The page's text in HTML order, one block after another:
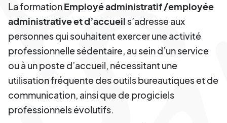
La formationEmployé administratif /employée
administrative et d’accueil s’adresse aux
personnes qui souhaitent exercer une activité
professionnelle sédentaire, au sein d’un service
ou à un poste d’accueil, nécessitant une
utilisation fréquente des outils bureautiques et de
communication, ainsi que de progiciels
professionnels évolutifs.